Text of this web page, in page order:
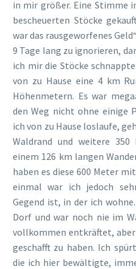
in mir größer. Eine Stimme
bescheuerten Stöcke
war das rausgeworfenes
9 Tage lang zu ignorieren,
ich mir die Stöcke
von zu Hause eine 4 km
Höhenmetern. Es war
den Weg nicht ohne einige
ich von zu Hause loslaufe,
Waldrand und weitere
einem 126 km langen
haben es diese 600 Meter
einmal war ich jedoch
Gegend ist, in der ich
Dorf und war noch nie im
vollkommen entkräftet,
geschafft zu haben. Ich
die ich hier bewältigte,